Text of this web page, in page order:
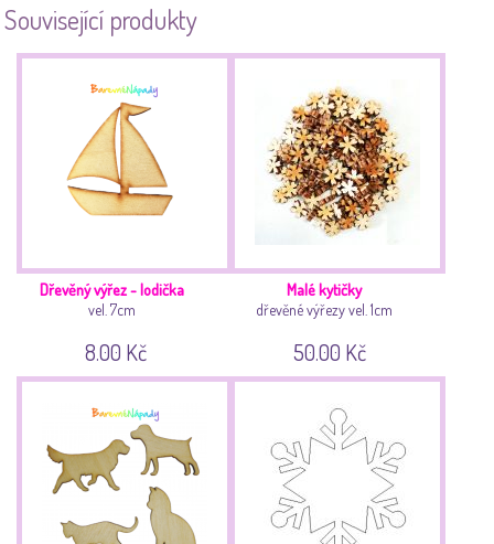
Související produkty
Dřevěný výřez - lodička
vel. 7cm
8.00 Kč
Malé kytičky
dřevěné výřezy vel. 1cm
50.00 Kč